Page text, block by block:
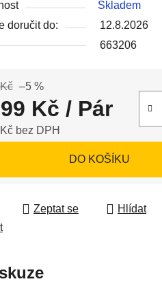
Skladem
doručit do:
12.8.2026
663206
–5 %
Kč / Pár
bez DPH
DO KOŠÍKU
Zeptat se
Hlídat